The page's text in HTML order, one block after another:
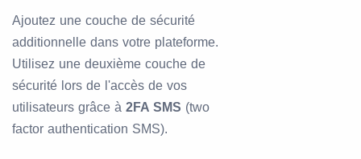
Ajoutez une couche de sécurité
additionnelle dans votre plateforme.
Utilisez une deuxième couche de
sécurité lors de l'accès de vos
utilisateurs grâce à 2FA SMS (two
factor authentication SMS).